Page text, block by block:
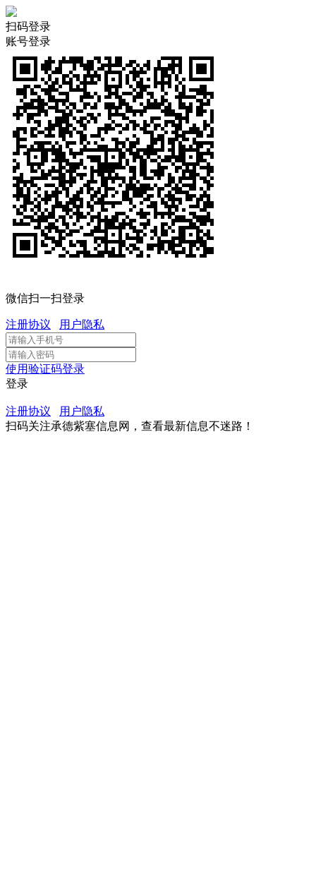
扫码登录
账号登录
微信扫一扫登录
注册协议 用户隐私
使用验证码登录
登录
注册协议
用户隐私
扫码关注承德紫塞信息网，查看最新信息不迷路！